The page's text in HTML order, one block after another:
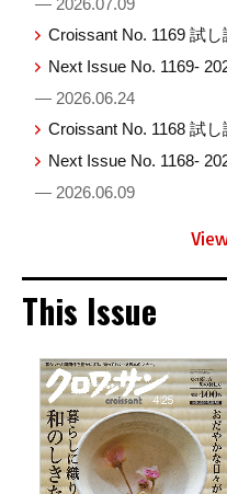
Croissant No. 1169 試
Next Issue No. 1169-
— 2026.06.24
Croissant No. 1168 試
Next Issue No. 1168-
— 2026.06.09
This Issue